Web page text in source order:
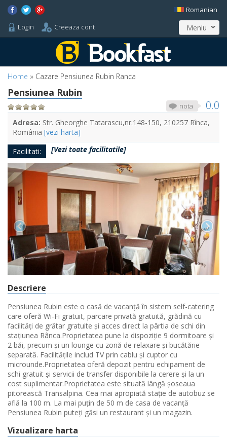
Login Creeaza cont
Romanian
Meniu
Home » Cazare Pensiunea Rubin Ranca
Pensiunea Rubin
nota 0.0
Adresa: Str. Gheorghe Tatarascu,nr.148-150, 210257 Rînca,
România [vezi harta]
Facilitati:
[Vezi toate facilitatile]
Descriere
Pensiunea Rubin este o casă de vacanță în sistem self-catering
care oferă Wi-Fi gratuit, parcare privată gratuită, grădină cu
facilități de grătar gratuite și acces direct la pârtia de schi din
stațiunea Rânca.Proprietatea pune la dispoziție 9 dormitoare și
2 băi, precum și un lounge cu zonă de relaxare și bucătărie
separată. Facilitățile includ TV prin cablu și cuptor cu
microunde.Proprietatea oferă depozit pentru echipament de
schi gratuit și servicii de transfer disponibile la cerere și la un
cost suplimentar.Proprietatea este situată lângă șoseaua
pitorească Transalpina. Cea mai apropiată stație de autobuz se
află la 100 m. La mai puțin de 50 m de casa de vacanță
Pensiunea Rubin puteți găsi un restaurant și un magazin.
Vizualizare harta